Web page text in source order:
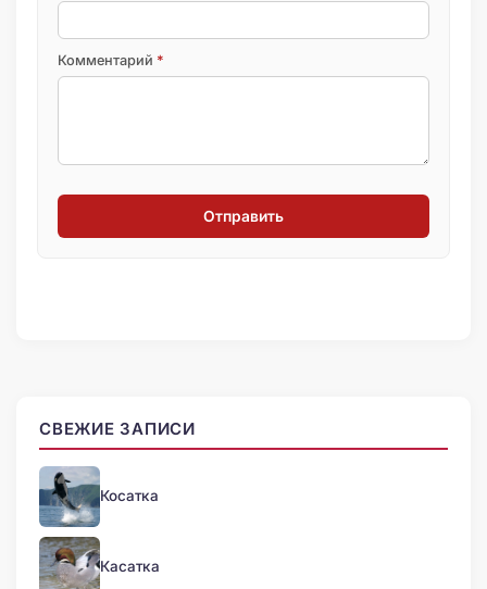
Комментарий *
Отправить
СВЕЖИЕ ЗАПИСИ
Косатка
Касатка